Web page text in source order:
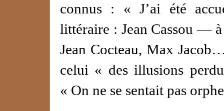
connus : « J’ai été
littéraire : Jean Cassou —
Jean Cocteau, Max
celui « des illusions
« On ne se sentait pas